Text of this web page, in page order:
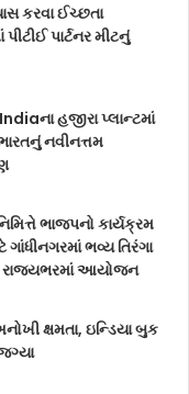
કરવા ઈચ્છતા
પાર્ટનર મીટનું
હજીરા પ્લાન્ટમાં
નવીનત્તમ
ભાજપનો કાર્યક્રમ
ભવ્ય તિરંગા
રાજ્યભરમાં આયોજન
ક્ષમતા, ઇન્ડિયા બુક